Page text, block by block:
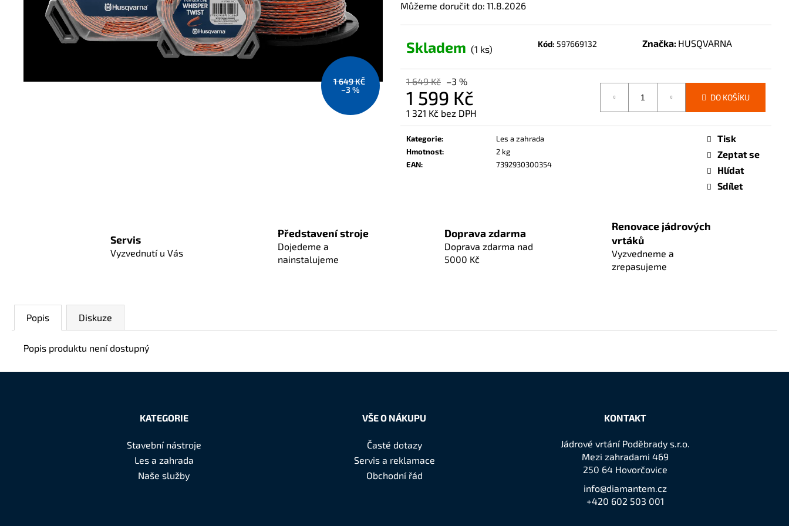
Můžeme doručit do: 11.8.2026
Skladem (1 ks) Kód: 597669132 Značka: HUSQVARNA
1 649 Kč –3 %
1 599 Kč
1 321 Kč bez DPH
Měrná
cena:
DO KOŠÍKU
Kategorie:
Les a zahrada
Hmotnost:
2 kg
EAN: 7392930300354
Tisk
Zeptat se
Hlídat
Sdílet
1 649 KČ
–3 %
Servis
Vyzvednutí u Vás
Představení stroje
Dojedeme a
nainstalujeme
Doprava zdarma
Doprava zdarma nad
5000 Kč
Renovace jádrových
vrtáků
Vyzvedneme a
zrepasujeme
Popis Diskuze
Popis produktu není dostupný
KATEGORIE
Stavební nástroje
Les a zahrada
Naše služby
VŠE O NÁKUPU
Časté dotazy
Servis a reklamace
Obchodní řád
KONTAKT
Jádrové vrtání Poděbrady s.r.o.
Mezi zahradami 469
250 64 Hovorčovice
info@diamantem.cz
+420 602 503 001